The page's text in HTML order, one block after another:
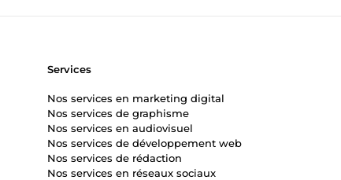
Services
Nos services en marketing digital
Nos services de graphisme
Nos services en audiovisuel
Nos services de développement web
Nos services de rédaction
Nos services en réseaux sociaux